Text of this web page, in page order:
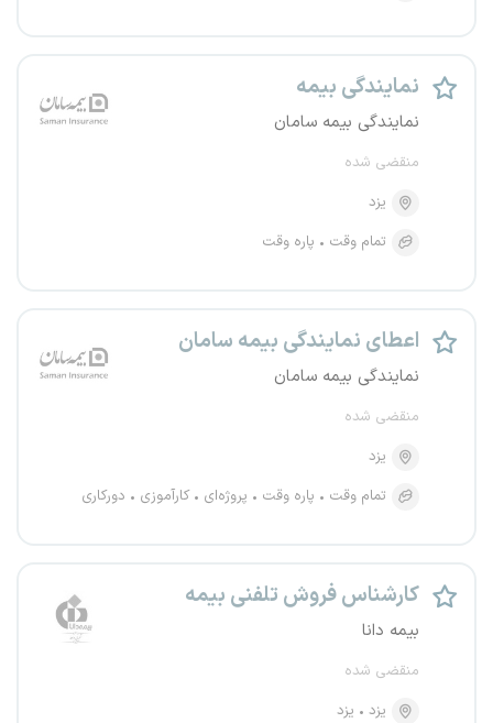
نمایندگی بیمه
نمایندگی بیمه سامان
منقضی شده
یزد
تمام وقت
پاره وقت
اعطای نمایندگی بیمه سامان
نمایندگی بیمه سامان
منقضی شده
یزد
تمام وقت
پاره وقت پروژه‌ای کارآموزی دورکاری
کارشناس فروش تلفنی بیمه
بیمه دانا
منقضی شده
یزد
یزد